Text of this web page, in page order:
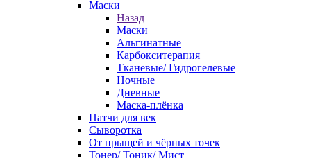
Маски
Назад
Маски
Альгинатные
Карбокситерапия
Тканевые/ Гидрогелевые
Ночные
Дневные
Маска-плёнка
Патчи для век
Сыворотка
От прыщей и чёрных точек
Тонер/ Тоник/ Мист